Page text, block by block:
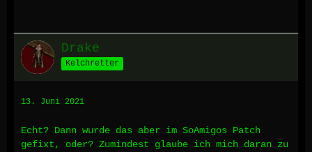
Drake
Kelchretter
13. Juni 2021
Echt? Dann wurde das aber im SoAmigos Patch
gefixt, oder? Zumindest glaube ich mich daran zu